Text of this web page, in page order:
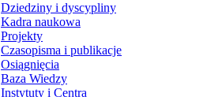
Dziedziny i dyscypliny
Kadra naukowa
Projekty
Czasopisma i publikacje
Osiągnięcia
Baza Wiedzy
Instytuty i Centra